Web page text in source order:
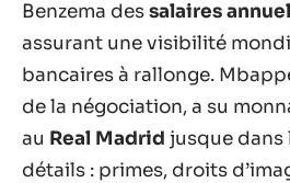
Benzema dessalaires
assurant une visibilité
bancaires à rallonge.
de la négociation, a su
au Real Madrid jusque dans
détails : primes, droits